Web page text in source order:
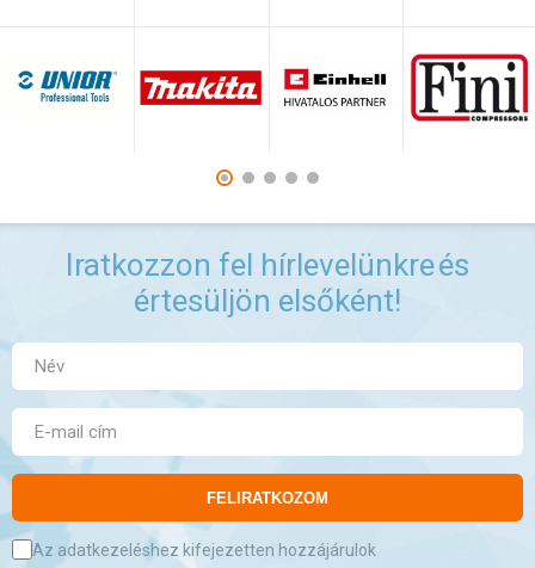
Iratkozzon fel hírlevelünkreés
értesüljön elsőként!
FELIRATKOZOM
Az adatkezeléshez kifejezetten hozzájárulok